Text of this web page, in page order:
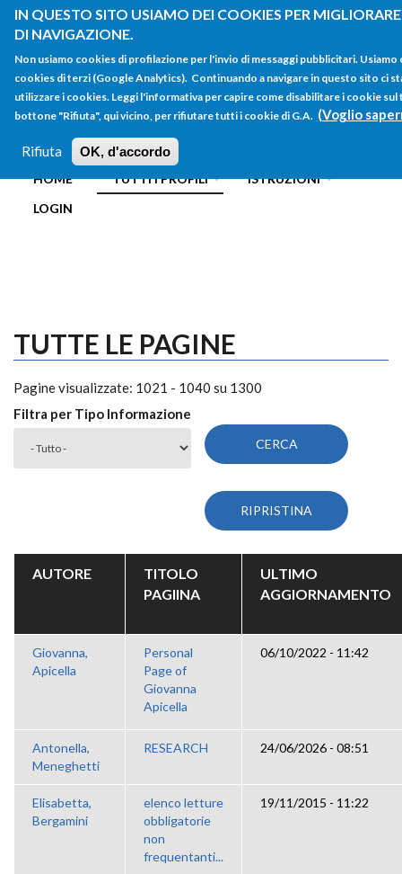
IN QUESTO SITO USIAMO DEI COOKIES PER
DI NAVIGAZIONE.
Non usiamo cookies di profilazione per l'invio di messaggi pubblicitari. Usiamo
cookies di terzi (Google Analytics). Continuando a navigare in questo sito ci
utilizzare i cookies. Leggi l'informativa per capire come disabilitare i cookie
bottone "Rifiuta", qui vicino, per rifiutare tutti i cookie di G.A. (Voglio
Rifiuta OK, d'accordo
Salta al contenuto principale
FORM
DI
RICERCA
Main menu
HOME TUTTI I PROFILI
ISTRUZIONI
LOGIN
TUTTE LE PAGINE
Pagine visualizzate: 1021 - 1040 su 1300
Filtra per Tipo Informazione
AUTORE
TITOLO
PAGIINA
ULTIMO
AGGIORNAMENTO
Giovanna,
Apicella
Personal
Page of
Giovanna
Apicella
06/10/2022 - 11:42
Antonella,
Meneghetti
RESEARCH 24/06/2026 - 08:51
Elisabetta,
Bergamini
elenco letture
obbligatorie
non
frequentanti...
19/11/2015 - 11:22